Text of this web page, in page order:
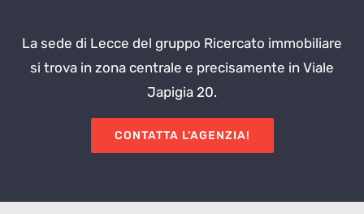
La sede di Lecce del gruppo Ricercato immobiliare
si trova in zona centrale e precisamente in Viale
Japigia 20.
CONTATTA L’AGENZIA!